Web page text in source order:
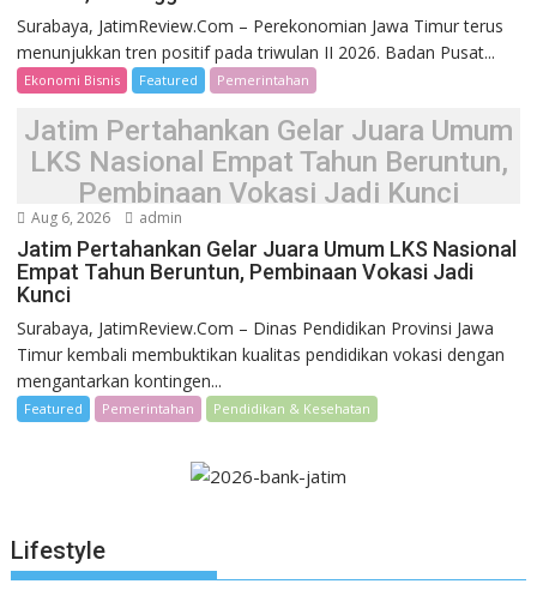
Surabaya, JatimReview.Com – Perekonomian Jawa Timur terus
menunjukkan tren positif pada triwulan II 2026. Badan Pusat...
Ekonomi Bisnis Featured Pemerintahan
Jatim Pertahankan Gelar Juara Umum
LKS Nasional Empat Tahun Beruntun,
Pembinaan Vokasi Jadi Kunci
Aug 6, 2026 admin
Jatim Pertahankan Gelar Juara Umum LKS Nasional
Empat Tahun Beruntun, Pembinaan Vokasi Jadi
Kunci
Surabaya, JatimReview.Com – Dinas Pendidikan Provinsi Jawa
Timur kembali membuktikan kualitas pendidikan vokasi dengan
mengantarkan kontingen...
Featured Pemerintahan Pendidikan & Kesehatan
Lifestyle